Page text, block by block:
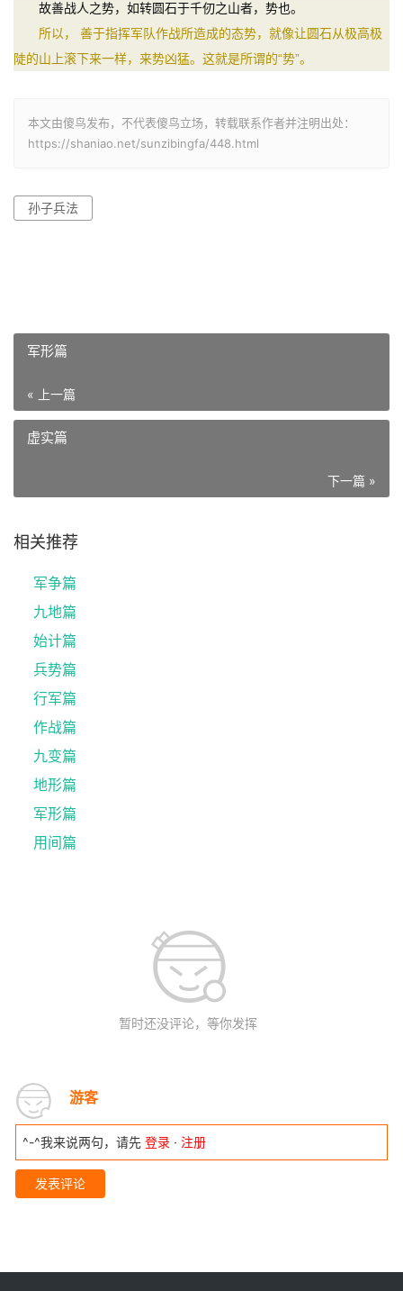
故善战人之势，如转圆石于千仞之山者，势也。
所以， 善于指挥军队作战所造成的态势，就像让圆石从极高极
陡的山上滚下来一样，来势凶猛。这就是所谓的“势”。
本文由傻鸟发布，不代表傻鸟立场，转载联系作者并注明出处：
https://shaniao.net/sunzibingfa/448.html
孙子兵法
军形篇
« 上一篇
虚实篇
下一篇 »
相关推荐
军争篇
九地篇
始计篇
兵势篇
行军篇
作战篇
九变篇
地形篇
军形篇
用间篇
暂时还没评论，等你发挥
游客
^-^我来说两句，请先 登录 · 注册
发表评论